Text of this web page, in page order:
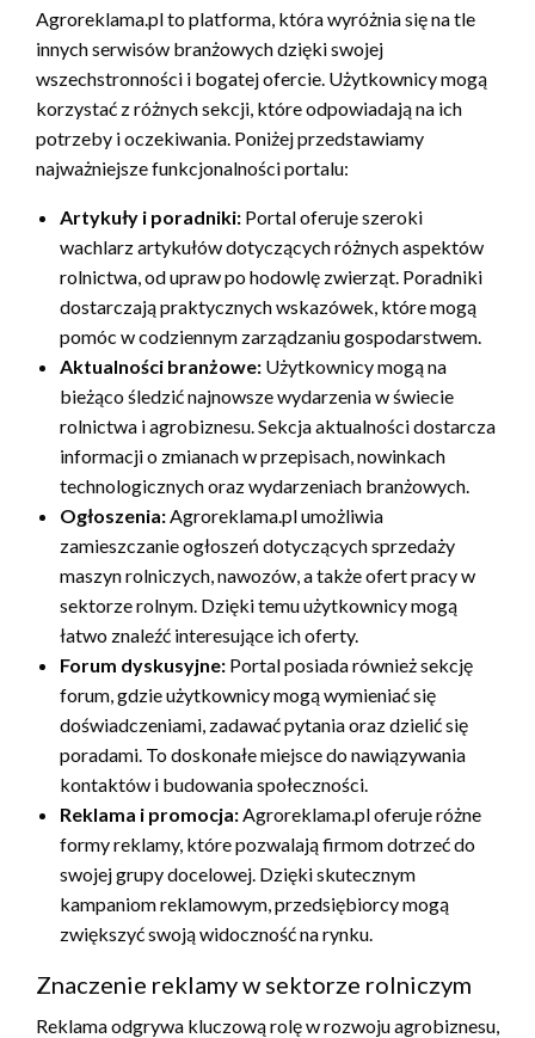
Agroreklama.pl to platforma, która wyróżnia się na tle
innych serwisów branżowych dzięki swojej
wszechstronności i bogatej ofercie. Użytkownicy mogą
korzystać z różnych sekcji, które odpowiadają na ich
potrzeby i oczekiwania. Poniżej przedstawiamy
najważniejsze funkcjonalności portalu:
Artykuły i poradniki: Portal oferuje szeroki
wachlarz artykułów dotyczących różnych aspektów
rolnictwa, od upraw po hodowlę zwierząt. Poradniki
dostarczają praktycznych wskazówek, które mogą
pomóc w codziennym zarządzaniu gospodarstwem.
Aktualności branżowe: Użytkownicy mogą na
bieżąco śledzić najnowsze wydarzenia w świecie
rolnictwa i agrobiznesu. Sekcja aktualności dostarcza
informacji o zmianach w przepisach, nowinkach
technologicznych oraz wydarzeniach branżowych.
Ogłoszenia:Agroreklama.pl umożliwia
zamieszczanie ogłoszeń dotyczących sprzedaży
maszyn rolniczych, nawozów, a także ofert pracy w
sektorze rolnym. Dzięki temu użytkownicy mogą
łatwo znaleźć interesujące ich oferty.
Forum dyskusyjne: Portal posiada również sekcję
forum, gdzie użytkownicy mogą wymieniać się
doświadczeniami, zadawać pytania oraz dzielić się
poradami. To doskonałe miejsce do nawiązywania
kontaktów i budowania społeczności.
Reklama i promocja:Agroreklama.pl oferuje różne
formy reklamy, które pozwalają firmom dotrzeć do
swojej grupy docelowej. Dzięki skutecznym
kampaniom reklamowym, przedsiębiorcy mogą
zwiększyć swoją widoczność na rynku.
Znaczenie reklamy w sektorze rolniczym
Reklama odgrywa kluczową rolę w rozwoju agrobiznesu,